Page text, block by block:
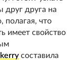
друг друга на
полагая, что
имеет свойство
составила